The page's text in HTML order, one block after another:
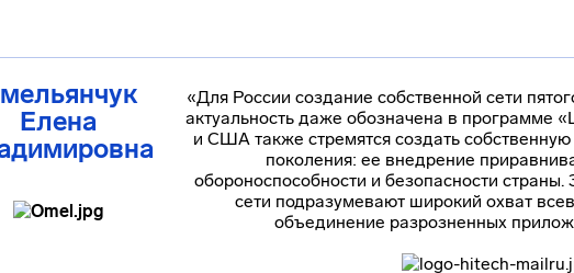
Елена
«Для России создание собственной сети
актуальность даже обозначена в программе
и США также стремятся создать
поколения: ее внедрение
обороноспособности и безопасности страны.
сети подразумевают широкий охват
объединение разрозненных